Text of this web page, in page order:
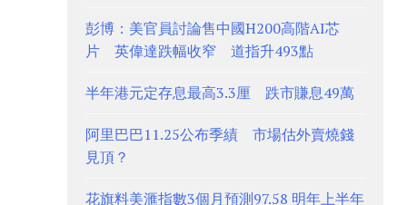
彭博：美官員討論售中國H200高階AI芯
片 英偉達跌幅收窄 道指升493點
半年港元定存息最高3.3厘 跌市賺息49萬
阿里巴巴11.25公布季績 市場估外賣燒錢
見頂？
花旗料美滙指數3個月預測97.58 明年上半年